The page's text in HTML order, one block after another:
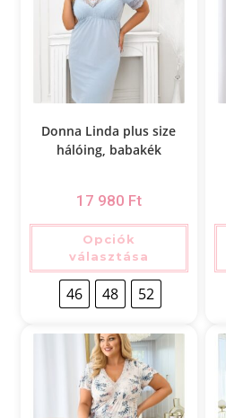
Donna Linda plus size
hálóing, babakék
17 980 Ft
Opciók
választása
46 48 52